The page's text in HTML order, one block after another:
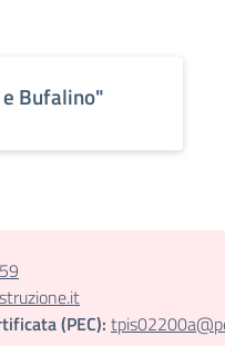
e Bufalino"
(PEC):